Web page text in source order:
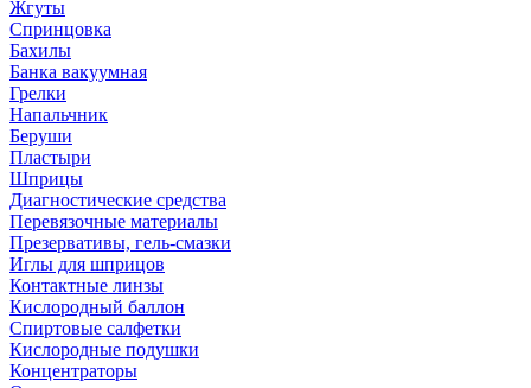
Жгуты
Спринцовка
Бахилы
Банка вакуумная
Грелки
Напальчник
Беруши
Пластыри
Шприцы
Диагностические средства
Перевязочные материалы
Презервативы, гель-смазки
Иглы для шприцов
Контактные линзы
Кислородный баллон
Спиртовые салфетки
Кислородные подушки
Концентраторы